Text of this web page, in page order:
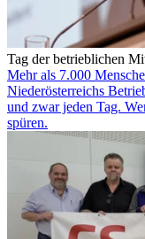
Tag der betrieblichen
Mehr als 7.000
Niederösterreichs
und zwar jeden Tag.
spüren.